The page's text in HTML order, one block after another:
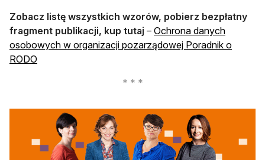
Zobacz listę wszystkich wzorów, pobierz bezpłatny
fragment publikacji, kup tutaj – Ochrona danych
osobowych w organizacji pozarządowej Poradnik o
RODO